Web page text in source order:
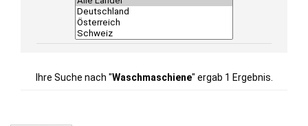
Ihre Suche nach "Waschmaschiene" ergab 1 Ergebnis.